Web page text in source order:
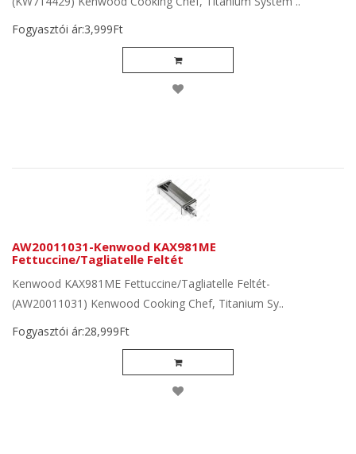
Fogyasztói ár:3,999Ft
AW20011031-Kenwood KAX981ME
Fettuccine/Tagliatelle Feltét
Kenwood KAX981ME Fettuccine/Tagliatelle Feltét-
(AW20011031) Kenwood Cooking Chef, Titanium Sy..
Fogyasztói ár:28,999Ft